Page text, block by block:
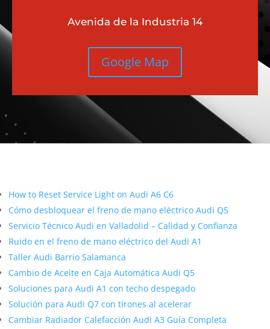
Avenida de la Industria 14
Google Map
How to Reset Service Light on Audi A6 C6
Cómo desbloquear el freno de mano eléctrico Audi Q5
Servicio Técnico Audi en Valladolid – Calidad y Confianza
Ruido en el freno de mano eléctrico del Audi A1
Taller Audi Barrio Salamanca
Cambio de Aceite en Caja Automática Audi Q5
Soluciones para Audi A1 con techo despegado
Solución para Audi Q7 con tirones al acelerar
Cambiar Radiador Calefacción Audi A3 Guía Completa